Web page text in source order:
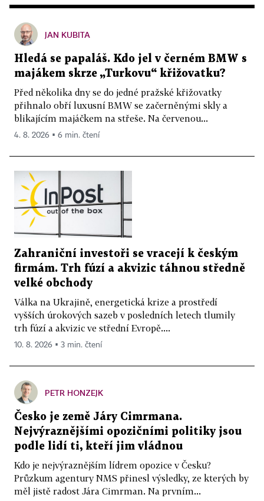
JAN KUBITA
Hledá se papaláš. Kdo jel v černém BMW s
majákem skrze „Turkovu“ křižovatku?
Před několika dny se do jedné pražské křižovatky
přihnalo obří luxusní BMW se začerněnými skly a
blikajícím majáčkem na střeše. Na červenou...
4. 8. 2026 ▪ 6 min. čtení
Zahraniční investoři se vracejí k českým
firmám. Trh fúzí a akvizic táhnou středně
velké obchody
Válka na Ukrajině, energetická krize a prostředí
vyšších úrokových sazeb v posledních letech tlumily
trh fúzí a akvizic ve střední Evropě....
10. 8. 2026 ▪ 3 min. čtení
PETR HONZEJK
Česko je země Járy Cimrmana.
Nejvýraznějšími opozičními politiky jsou
podle lidí ti, kteří jim vládnou
Kdo je nejvýraznějším lídrem opozice v Česku?
Průzkum agentury NMS přinesl výsledky, ze kterých by
měl jistě radost Jára Cimrman. Na prvním...